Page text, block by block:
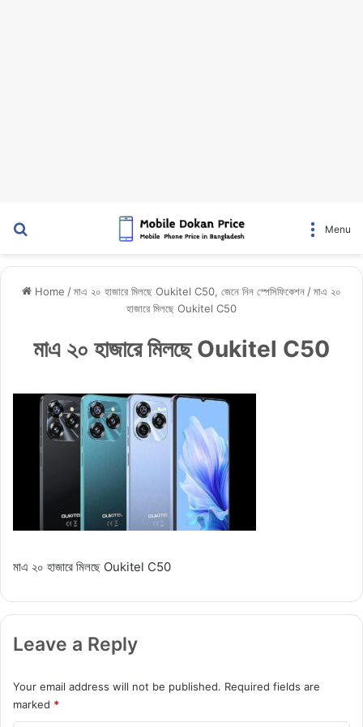
Menu
Home /মাএ ২০ হাজারে মিলছে Oukitel C50, জেনে নিন স্পেসিফিকেশন /মাএ ২০
হাজারে মিলছে Oukitel C50
মাএ ২০ হাজারে মিলছে Oukitel C50
মাএ ২০ হাজারে মিলছে Oukitel C50
Leave a Reply
Your email address will not be published. Required fields are
marked *